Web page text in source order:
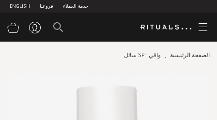
ENGLISH فروعنا خدمة العملاء
الصفحة الرئيسية واقي SPF سائل